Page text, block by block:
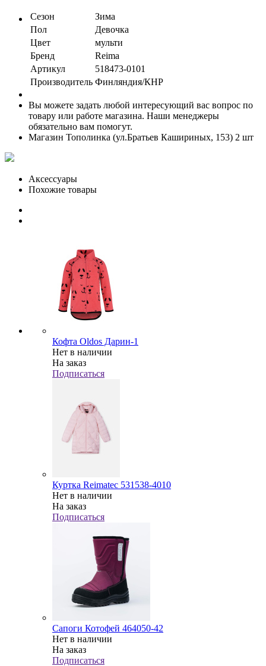
Сезон
Зима
Пол
Девочка
Цвет
мульти
Бренд
Reima
Артикул
518473-0101
Производитель Финляндия/КНР
Вы можете задать любой интересующий вас вопрос по
товару или работе магазина. Наши менеджеры
обязательно вам помогут.
Магазин Тополинка (ул.Братьев Кашириных, 153) 2 шт
Аксессуары
Похожие товары
Кофта Oldos Дарин-1
Нет в наличии
На заказ
Подписаться
Куртка Reimatec 531538-4010
Нет в наличии
На заказ
Подписаться
Сапоги Котофей 464050-42
Нет в наличии
На заказ
Подписаться